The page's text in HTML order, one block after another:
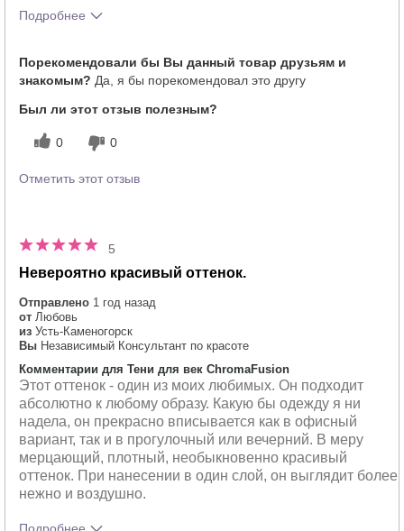
Подробнее
продукта?
Как отличается опыт использования
этого продукта от декоративной
Порекомендовали бы Вы данный товар друзьям и
знакомым? Да, я бы порекомендовал это другу
Был ли этот отзыв полезным?
0 0
Отметить этот отзыв
5
Невероятно красивый оттенок.
Отправлено 1 год назад
от Любовь
из Усть-Каменогорск
Вы Независимый Консультант по красоте
Комментарии для Тени для век ChromaFusion
Этот оттенок - один из моих любимых. Он подходит
абсолютно к любому образу. Какую бы одежду я ни
надела, он прекрасно вписывается как в офисный
вариант, так и в прогулочный или вечерний. В меру
мерцающий, плотный, необыкновенно красивый
оттенок. При нанесении в один слой, он выглядит более
нежно и воздушно.